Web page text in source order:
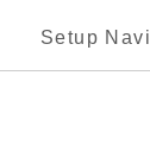
Setup Navi